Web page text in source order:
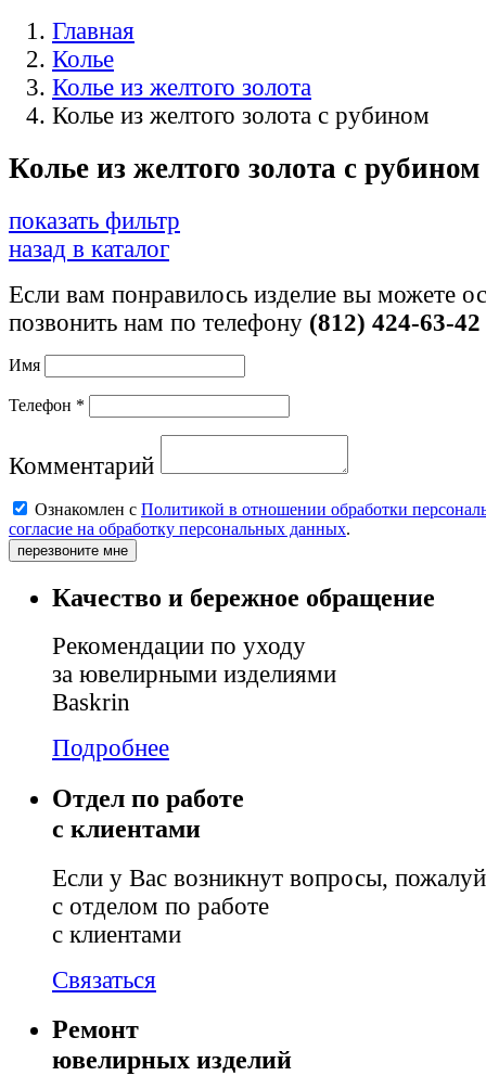
Главная
Колье
Колье из желтого золота
Колье из желтого золота с рубином
Колье из желтого золота с рубином
показать фильтр
назад в каталог
Если вам понравилось изделие вы можете
позвонить нам по телефону (812) 424-63-42
Имя
Телефон *
Комментарий
Ознакомлен с Политикой в отношении обработки
согласие на обработку персональных данных.
перезвоните мне
Качество и бережное обращение
Рекомендации по уходу
за ювелирными изделиями
Baskrin
Подробнее
Отдел по работе
с клиентами
Если у Вас возникнут вопросы,
с отделом по работе
с клиентами
Связаться
Ремонт
ювелирных изделий